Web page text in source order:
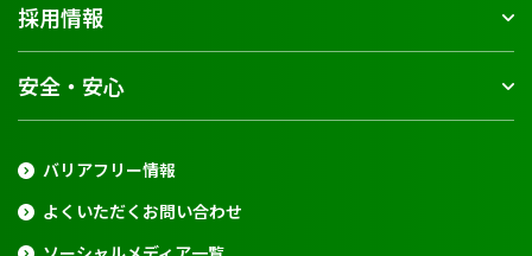
採用情報
安全・安心
バリアフリー情報
よくいただくお問い合わせ